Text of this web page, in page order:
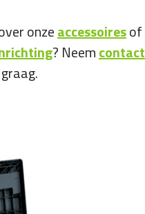
onzeaccessoiresof
? Neemcontact